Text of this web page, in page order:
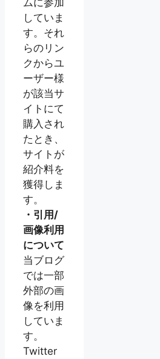
していま
す。それ
らのリン
クからユ
ーザー様
が該当サ
イトにて
購入され
たとき、
サイトが
紹介料を
獲得しま
す。
・引用/
画像利用
について
当ブログ
では一部
外部の画
像を利用
していま
す。
Twitter